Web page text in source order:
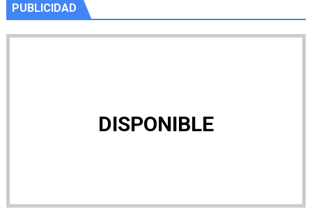
PUBLICIDAD
DISPONIBLE